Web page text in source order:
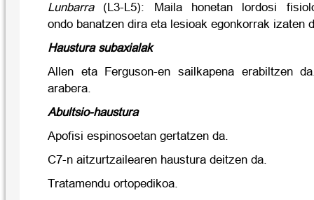
Lunbarra(L3-L5): Maila honetan lordosi
ondo banatzen dira eta lesioak egonkorrak izaten
Haustura subaxialak
Allen eta Ferguson-en sailkapena erabiltzen
arabera.
Abultsio-haustura
Apofisi espinosoetan gertatzen da.
C7-n aitzurtzailearen haustura deitzen da.
Tratamendu ortopedikoa.